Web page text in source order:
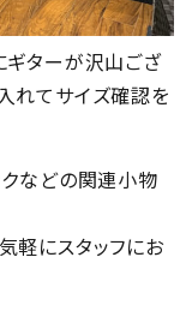
ギターが沢山ござ
れてサイズ確認を
クなどの関連小物
軽にスタッフにお